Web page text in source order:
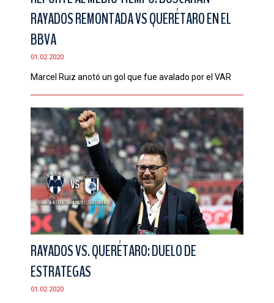
RAYADOS REMONTADA VS QUERÉTARO EN EL
BBVA
01.02.2020
Marcel Ruiz anotó un gol que fue avalado por el VAR
RAYADOS VS. QUERÉTARO: DUELO DE
ESTRATEGAS
01.02.2020